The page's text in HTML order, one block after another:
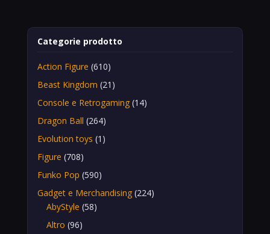
Categorie prodotto
Action Figure (610)
Beast Kingdom (21)
Console e Retrogaming (14)
Dragon Ball (264)
Evolution toys (1)
Figure (708)
Funko Pop (590)
Gadget e Merchandising (224)
AbyStyle (58)
Altro (96)